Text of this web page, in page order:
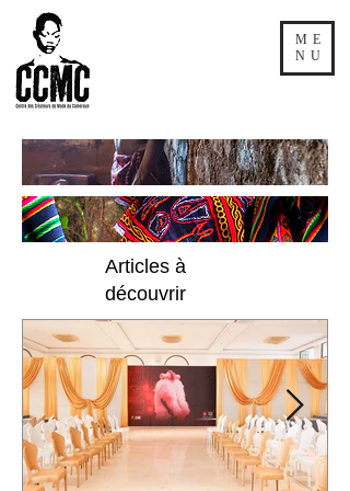
ME
NU
Articles à
découvrir